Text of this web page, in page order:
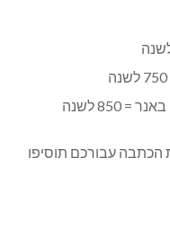
לשנה
הכתבה עבורכם תוסיפו